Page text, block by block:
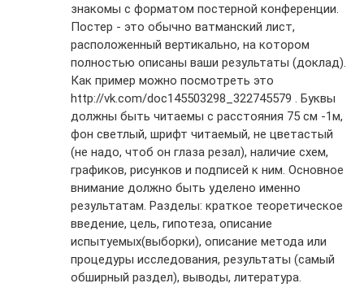
знакомы с форматом постерной конференции.
Постер - это обычно ватманский лист,
расположенный вертикально, на котором
полностью описаны ваши результаты (доклад).
Как пример можно посмотреть это
http://vk.com/doc145503298_322745579 . Буквы
должны быть читаемы с расстояния 75 см -1м,
фон светлый, шрифт читаемый, не цветастый
(не надо, чтоб он глаза резал), наличие схем,
графиков, рисунков и подписей к ним. Основное
внимание должно быть уделено именно
результатам. Разделы: краткое теоретическое
введение, цель, гипотеза, описание
испытуемых(выборки), описание метода или
процедуры исследования, результаты (самый
обширный раздел), выводы, литература.